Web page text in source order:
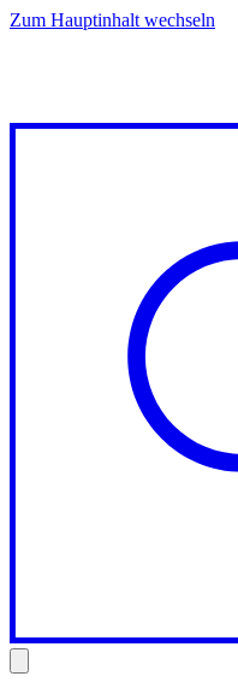
Zum Hauptinhalt wechseln